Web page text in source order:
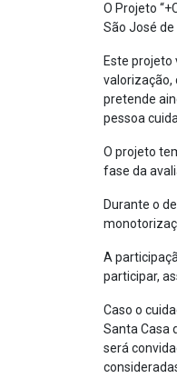
O Projeto
São José de
Este projeto
valorização,
pretende
pessoa
O projeto
fase da
Durante o
A
participar,
Caso o
Santa Casa
será